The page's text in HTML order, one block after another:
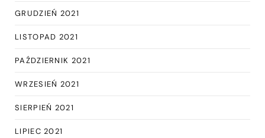
GRUDZIEŃ 2021
LISTOPAD 2021
PAŹDZIERNIK 2021
WRZESIEŃ 2021
SIERPIEŃ 2021
LIPIEC 2021